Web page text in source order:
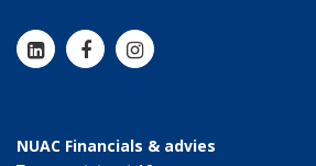
NUAC Financials & advies